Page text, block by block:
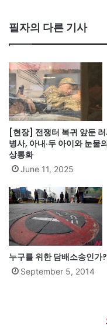
필자의 다른 기사
[현장] 전쟁터 복귀 앞둔
병사, 아내·두 아이와 눈물
상통화
June 11, 2025
누구를 위한 담배소송인가?
September 5, 2014